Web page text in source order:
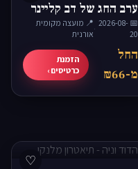
ערב החג של דב קליינר
📅 2026-08-
20
·
📍 מועצה מקומית
אורנית
החל
מ-₪66
הזמנת
כרטיסים ›
♡